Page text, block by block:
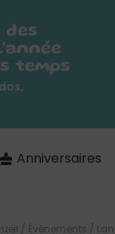
des
temps
Anniversaires
/ Évènements /